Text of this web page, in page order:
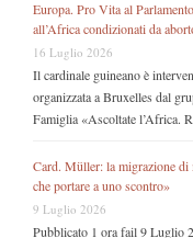
Europa. Pro Vita al
all’Africa condizionati da
16 Luglio 2026
Il cardinale guineano è
organizzata a Bruxelles dal
Famiglia «Ascoltate l’Africa.
Card. Müller: la migrazione di
che portare a uno scontro»
9 Luglio 2026
Pubblicato 1 ora fail 9 Luglio